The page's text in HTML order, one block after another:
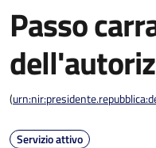
Passo
(
Servizio attivo